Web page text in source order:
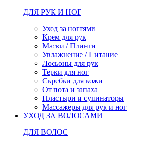
ДЛЯ РУК И НОГ
Уход за ногтями
Крем для рук
Маски / Плинги
Увлажнение / Питание
Лосьоны для рук
Терки для ног
Скребки для кожи
От пота и запаха
Пластыри и супинаторы
Массажеры для рук и ног
УХОД ЗА ВОЛОСАМИ
ДЛЯ ВОЛОС